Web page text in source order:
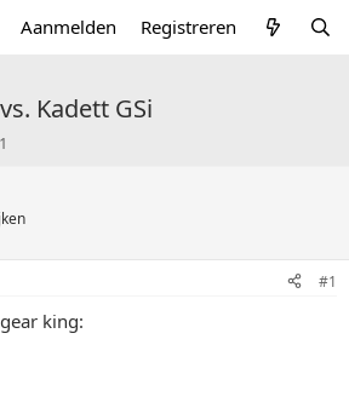
Aanmelden Registreren
Kadett GSi
#1
king: